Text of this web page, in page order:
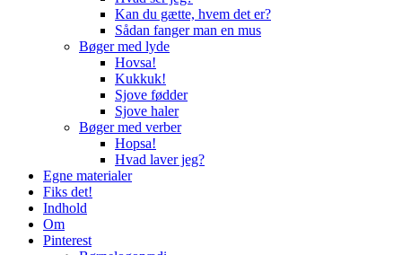
Kan du gætte, hvem det er?
Sådan fanger man en mus
Bøger med lyde
Hovsa!
Kukkuk!
Sjove fødder
Sjove haler
Bøger med verber
Hopsa!
Hvad laver jeg?
Egne materialer
Fiks det!
Indhold
Om
Pinterest